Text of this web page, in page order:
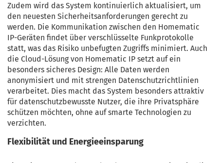
Zudem wird das System kontinuierlich aktualisiert, um
den neuesten Sicherheitsanforderungen gerecht zu
werden. Die Kommunikation zwischen den Homematic
IP-Geräten findet über verschlüsselte Funkprotokolle
statt, was das Risiko unbefugten Zugriffs minimiert. Auch
die Cloud-Lösung von Homematic IP setzt auf ein
besonders sicheres Design: Alle Daten werden
anonymisiert und mit strengen Datenschutzrichtlinien
verarbeitet. Dies macht das System besonders attraktiv
für datenschutzbewusste Nutzer, die ihre Privatsphäre
schützen möchten, ohne auf smarte Technologien zu
verzichten.
Flexibilität und Energieeinsparung